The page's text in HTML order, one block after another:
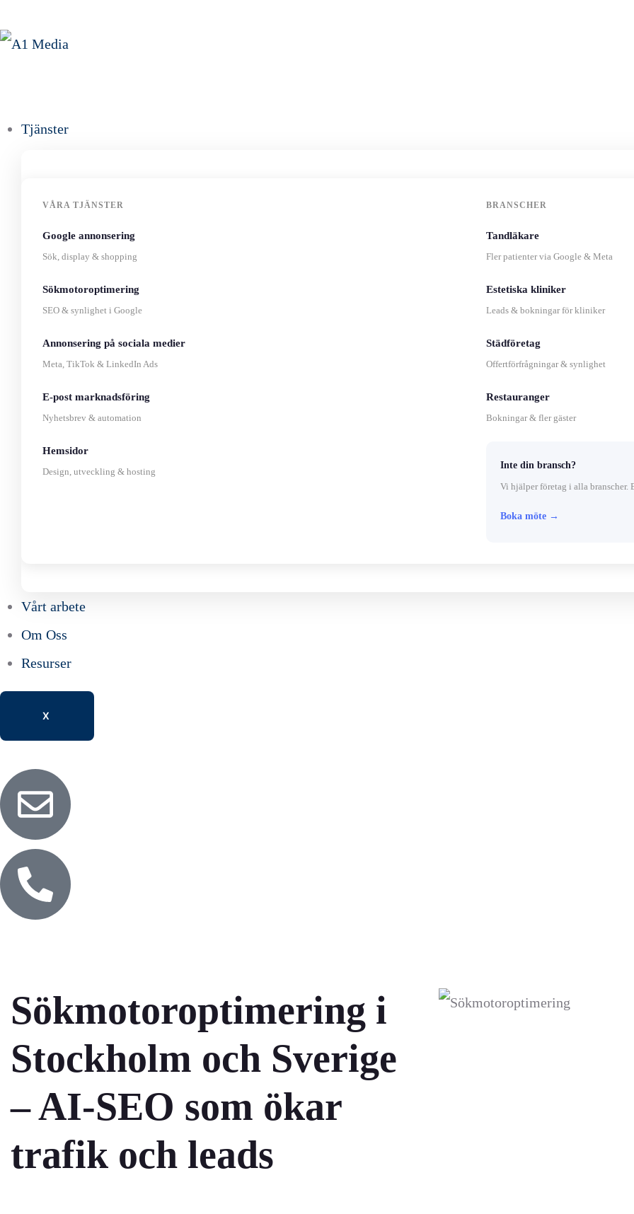
Tjänster
VÅRA TJÄNSTER
Google annonsering
Sök, display & shopping
Sökmotoroptimering
SEO & synlighet i Google
Annonsering på sociala medier
Meta, TikTok & LinkedIn Ads
E-post marknadsföring
Nyhetsbrev & automation
Hemsidor
Design, utveckling & hosting
BRANSCHER
Tandläkare
Fler patienter via Google & Meta
Estetiska kliniker
Leads & bokningar för kliniker
Städföretag
Offertförfrågningar & synlighet
Restauranger
Bokningar & fler gäster
Inte din bransch?
Vi hjälper företag i alla branscher.
Boka möte →
Vårt arbete
Om Oss
Resurser
X
Sökmotoroptimering i
Stockholm och Sverige
– AI-SEO som ökar
trafik och leads